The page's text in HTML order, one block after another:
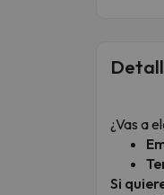
¿Vas a
Si